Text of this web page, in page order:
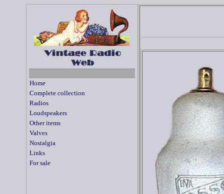
Home
Complete collection
Radios
Loudspeakers
Other items
Valves
Nostalgia
Links
For sale